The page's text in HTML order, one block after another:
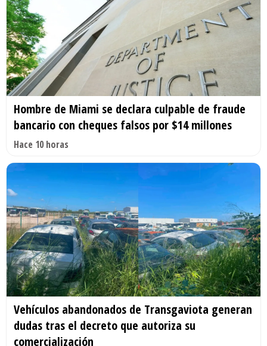
Hombre de Miami se declara culpable de fraude
bancario con cheques falsos por $14 millones
Hace 10 horas
Vehículos abandonados de Transgaviota generan
dudas tras el decreto que autoriza su
comercialización